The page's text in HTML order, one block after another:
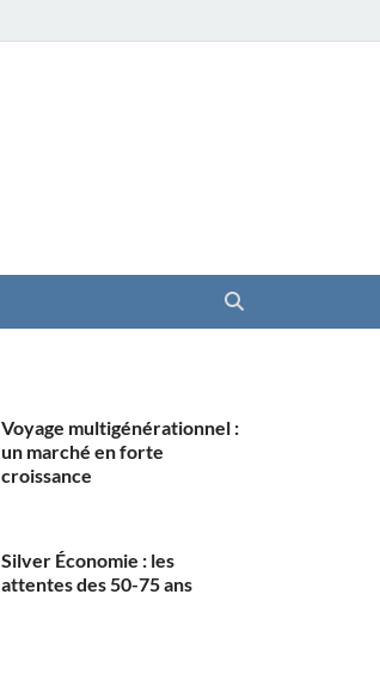
Voyage multigénérationnel :
un marché en forte
croissance
Silver Économie : les
attentes des 50-75 ans